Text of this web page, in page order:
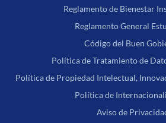
Reglamento de Bienestar
Reglamento General
Código del Buen
Política de Tratamiento de
Política de Propiedad Intelectual,
Política de
Aviso de